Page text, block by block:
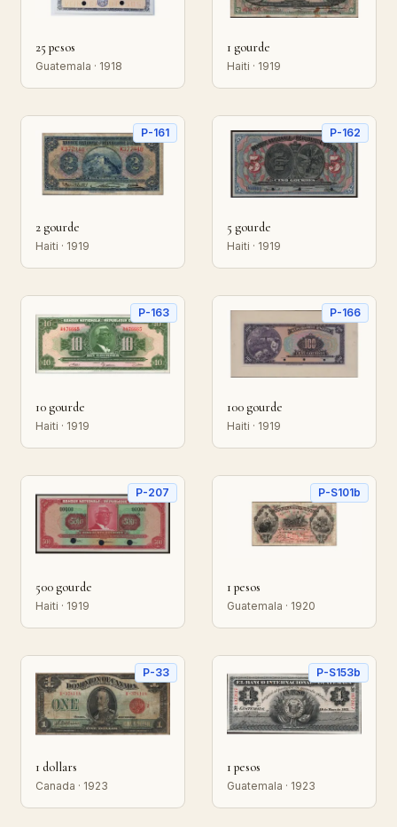
25 pesos
Guatemala · 1918
1 gourde
Haiti · 1919
P-161
2 gourde
Haiti · 1919
P-162
5 gourde
Haiti · 1919
P-163
10 gourde
Haiti · 1919
P-166
100 gourde
Haiti · 1919
P-207
500 gourde
Haiti · 1919
P-S101b
1 pesos
Guatemala · 1920
P-33
1 dollars
Canada · 1923
P-S153b
1 pesos
Guatemala · 1923